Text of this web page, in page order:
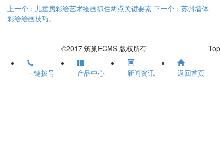
上一个：儿童房彩绘艺术绘画抓住两点关键要素 下一个：苏州墙体
彩绘绘画技巧。
Top
©2017 筑巢ECMS 版权所有
一键拨号 产品中心 新闻资讯 返回首页